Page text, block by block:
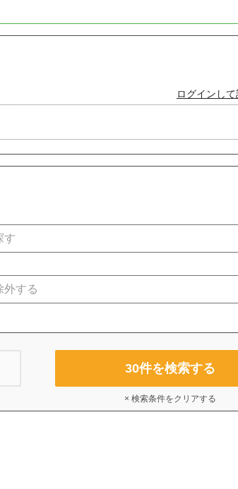
ログインし
30件を検索する
× 検索条件をクリアする